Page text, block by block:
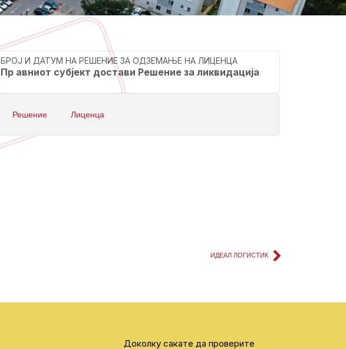
БРОЈ И ДАТУМ НА РЕШЕНИЕ ЗА ОДЗЕМАЊЕ НА ЛИЦЕНЦА
Пр авниот субјект достави Решение за ликвидација
Решение Лиценца
ИДЕАЛ ЛОГИСТИК
Доколку сакате да проверите